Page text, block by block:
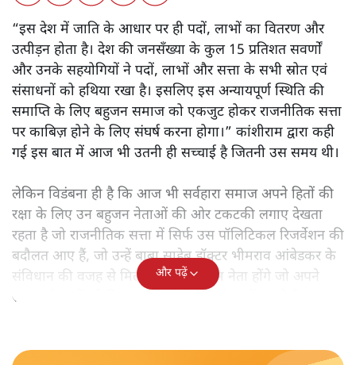
“इस देश में जाति के आधार पर ही पदों, लाभों का वितरण और
उत्पीड़न होता है। देश की जनसँख्या के कुल 15 प्रतिशत सवर्णों
और उनके सहयोगियों ने पदों, लाभों और सत्ता के सभी स्रोत एवं
संसाधनों को हथिया रखा है। इसलिए इस अन्यायपूर्ण स्थिति की
समाप्ति के लिए बहुजन समाज को एकजुट होकर राजनीतिक सत्ता
पर काबिज़ होने के लिए संघर्ष करना होगा।” कांशीराम द्वारा कही
गई इस बात में आज भी उतनी ही सच्चाई है जितनी उस समय थी।
लेकिन विडंबना ही है कि आज भी सर्वहारा समाज अपने हितों की
रक्षा के लिए उन बहुजन नेताओं की ओर टकटकी लगाए देखता
रहता है जो राजनीतिक सत्ता में सिर्फ उस पॉलिटिकल रिजर्वेशन की
बदौलत आए हैं, जो उन्हें बाबा साहेब डॉक्टर भीमराव आंबेडकर के
संविधान की वजह से मिला। ऐसे बहुत कम नेता होंगे जो अपने
समाज के मुद्दों को विधानसभाओं में और संसद में उठाते हैं।
और पढ़ें